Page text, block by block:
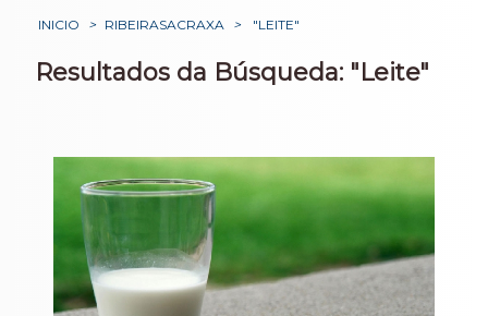
INICIO > RIBEIRASACRAXA > "LEITE"
Resultados da Búsqueda: "Leite"